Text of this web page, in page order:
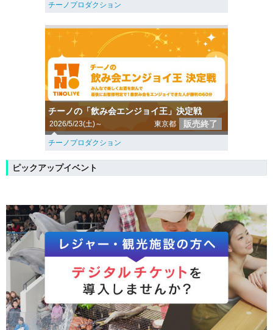
チーノプロダクション
チーノの「飲み会エンジョイ王」決定戦
2026/5/23(土)～ 東京都 販売終了
チーノプロダクション
ピックアップイベント